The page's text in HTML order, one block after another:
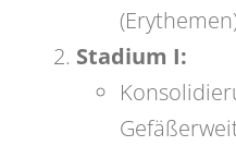
Stadium I: